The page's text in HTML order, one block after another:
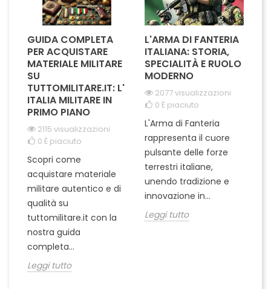
GUIDA COMPLETA
PER ACQUISTARE
MATERIALE MILITARE
SU
TUTTOMILITARE.IT: L'
ITALIA MILITARE IN
PRIMO PIANO
2115 visualizzazioni
0 È piaciuto
Scopri come
acquistare materiale
militare autentico e di
qualità su
tuttomilitare.it con la
nostra guida
completa...
Leggi tutto
L'ARMA DI FANTERIA
ITALIANA: STORIA,
SPECIALITÀ E RUOLO
MODERNO
2077 visualizzazioni
0 È piaciuto
L'Arma di Fanteria
rappresenta il cuore
pulsante delle forze
terrestri italiane,
unendo tradizione e
innovazione in...
Leggi tutto